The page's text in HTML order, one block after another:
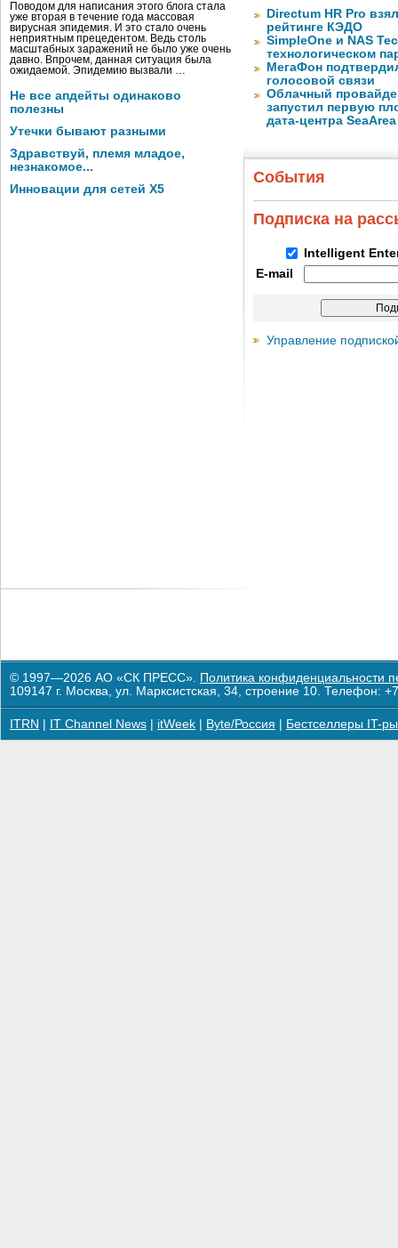
Поводом для написания этого блога стала
уже вторая в течение года массовая
вирусная эпидемия. И это стало очень
неприятным прецедентом. Ведь столь
масштабных заражений не было уже очень
давно. Впрочем, данная ситуация была
ожидаемой. Эпидемию вызвали …
Не все апдейты одинаково
полезны
Утечки бывают разными
Здравствуй, племя младое,
незнакомое...
Инновации для сетей X5
Directum HR Pro
рейтинге КЭДО
SimpleOne и NAS
технологическом
МегаФон
голосовой связи
Облачный
запустил первую
дата-центра
События
Подписка на
Intelligent
E-mail
Управление
© 1997—2026 АО «СК ПРЕСС». Политика конфиденциальности
109147 г. Москва, ул. Марксистская, 34, строение 10. Телефон:
ITRN IT Channel News itWeek Byte/Россия Бестселлеры IT-